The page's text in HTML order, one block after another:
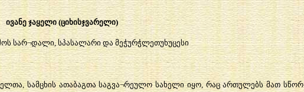
ივანე ჯაყელი (ციხისჯვარელი)
სარ¬დალი,სპასალარი და მეჭურჭლეთუხუცესი
,სამცხის ათაბაგთა საგვა¬რეულო სახელი იყო,რაც ართულებს მათ სწორ